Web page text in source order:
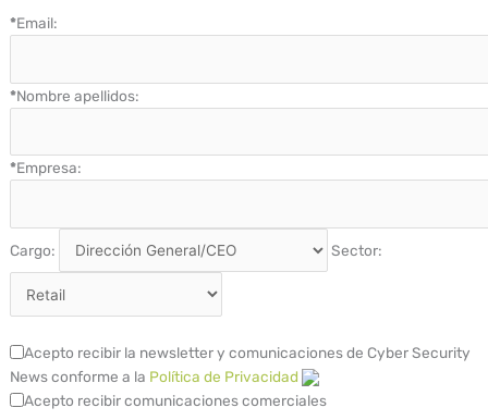
*Email:
*Nombre apellidos:
*Empresa:
Cargo: Sector:
Acepto recibir la newsletter y comunicaciones de Cyber Security
News conforme a la Política de Privacidad
Acepto recibir comunicaciones comerciales